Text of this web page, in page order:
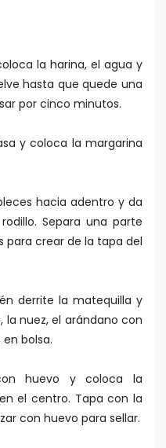
la harina, el agua y
hasta que quede una
por cinco minutos.
y coloca la margarina
hacia adentro y da
Separa una parte
para crear de la tapa del
derrite la matequilla y
la nuez, el arándano con
bolsa.
huevo y coloca la
el centro. Tapa con la
con huevo para sellar.